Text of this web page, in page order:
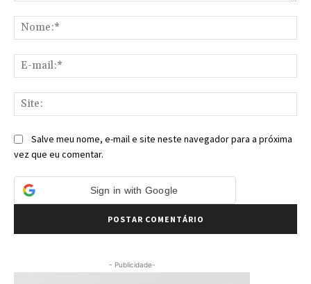
Salve meu nome, e-mail e site neste navegador para a próxima
vez que eu comentar.
Sign in with Google
- Publicidade-